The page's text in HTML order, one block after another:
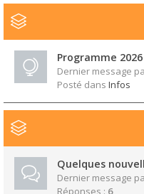
Programme 2026
Dernier message
Posté dans Infos
Quelques
Dernier message
Réponses : 6